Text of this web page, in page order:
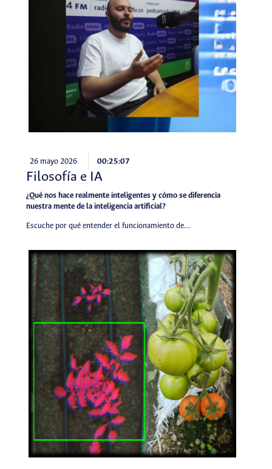
26 mayo 2026 00:25:07
Filosofía e IA
¿Qué nos hace realmente inteligentes y cómo se diferencia
nuestra mente de la inteligencia artificial?
Escuche por qué entender el funcionamiento de…